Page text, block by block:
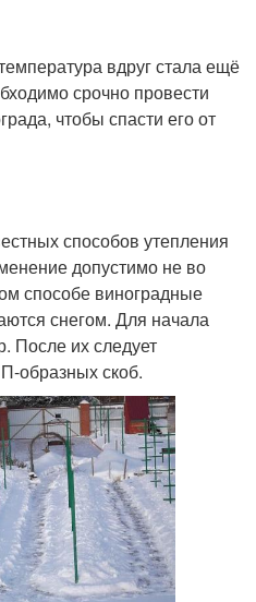
вдруг стала ещё
срочно провести
чтобы спасти его от
способов утепления
допустимо не во
способе виноградные
снегом. Для начала
После их следует
образных скоб.